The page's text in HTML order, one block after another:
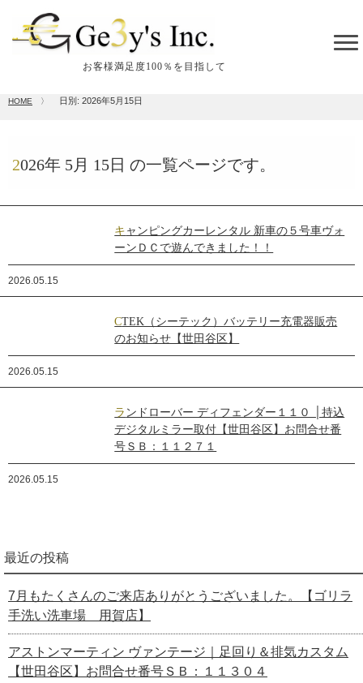
お客様満足度100％を目指して
HOME 〉 日別: 2026年5月15日
2026年 5月 15日 の一覧ページです。
キャンピングカーレンタル 新車の５号車ヴォ
ーンＤＣで遊んできました！！
2026.05.15
CTEK（シーテック）バッテリー充電器販売
のお知らせ【世田谷区】
2026.05.15
ランドローバー ディフェンダー１１０ │持込
デジタルミラー取付【世田谷区】お問合せ番
号ＳＢ：１１２７１
2026.05.15
最近の投稿
7月もたくさんのご来店ありがとうございました。【ゴリラ
手洗い洗車場 用賀店】
アストンマーティン ヴァンテージ｜足回り＆排気カスタム
【世田谷区】お問合せ番号ＳＢ：１１３０４